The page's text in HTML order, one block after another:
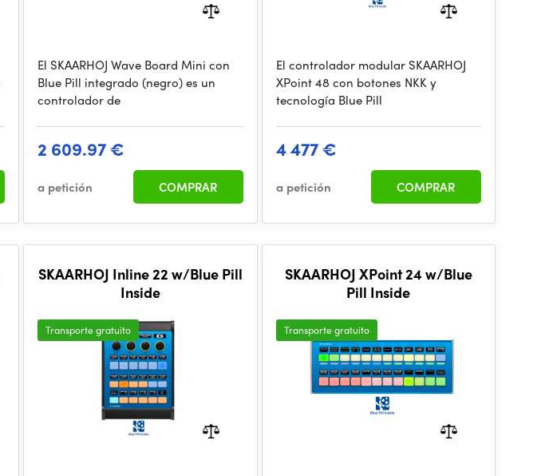
El SKAARHOJ Wave Board Mini con
Blue Pill integrado (negro) es un
controlador de
2 609.97 €
a petición COMPRAR
El controlador modular SKAARHOJ
XPoint 48 con botones NKK y
tecnología Blue Pill
4 477 €
a petición COMPRAR
SKAARHOJ Inline 22 w/Blue Pill
Inside
Transporte gratuito
SKAARHOJ XPoint 24 w/Blue
Pill Inside
Transporte gratuito